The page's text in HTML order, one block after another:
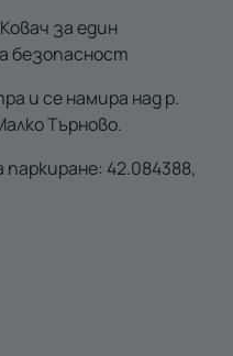
за един
безопасност
и се намира над р.
Търново.
42.084388,